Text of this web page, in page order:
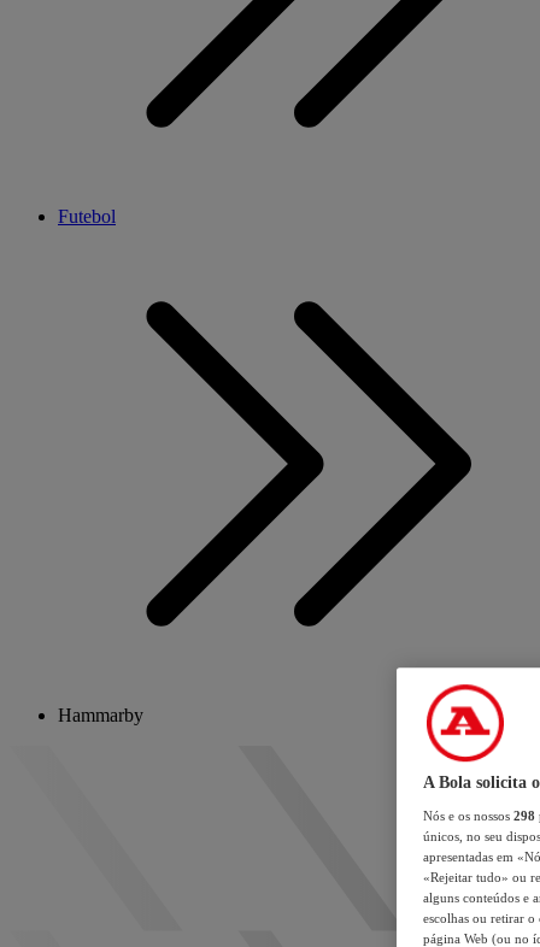
Futebol
Hammarby
A Bola solicita
Nós e os nossos 298
únicos, no seu
apresentadas em
«Rejeitar tudo» ou
alguns conteúdos e
escolhas ou retirar
página Web (ou no